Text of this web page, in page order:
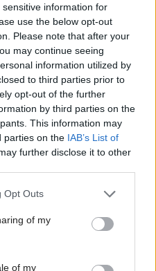
information for
use the below opt-out
Please note that after your
may continue seeing
information utilized by
to third parties prior to
opt-out of the further
by third parties on the
This information may
parties on the IAB’s List of
further disclose it to other
uses one or more Google
behaviour. You may click to
and its third-party tags to
purposes in below Google
Opt Outs
of my
of my
prania, obliečky budú
trik z hotelov poznali už
dnes sa im radšej
vašu obývačku